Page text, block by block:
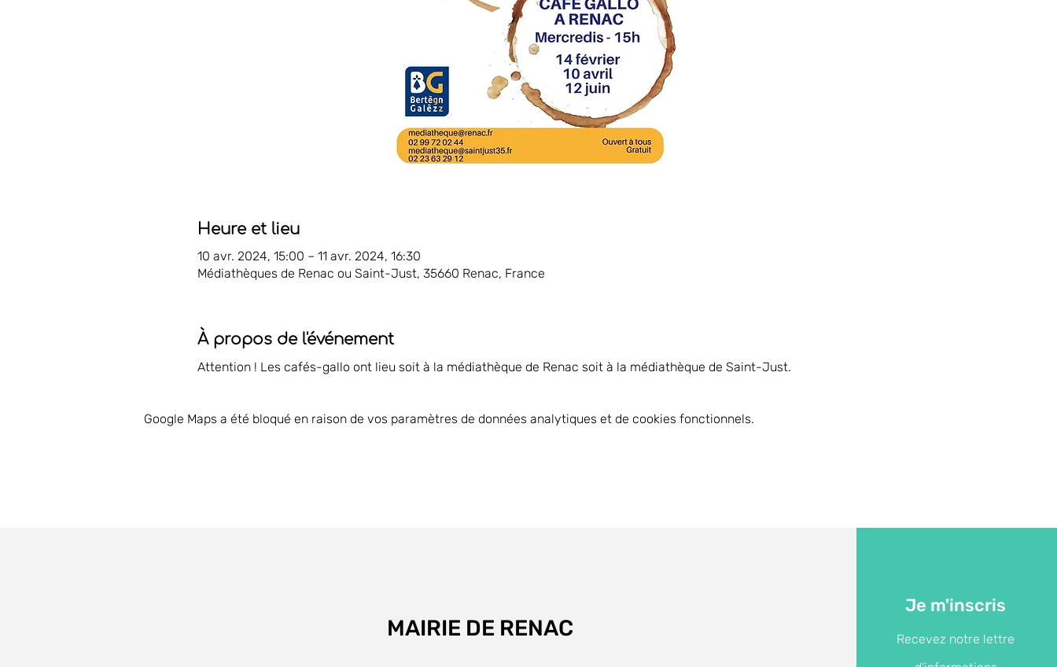
Heure et lieu
10 avr. 2024, 15:00 – 11 avr. 2024, 16:30
Médiathèques de Renac ou Saint-Just, 35660 Renac, France
À propos de l'événement
Attention ! Les cafés-gallo ont lieu soit à la médiathèque de Renac soit à la médiathèque de Saint-Just.
Google Maps a été bloqué en raison de vos paramètres de données analytiques et de cookies fonctionnels.
MAIRIE DE RENAC
Je m'inscris
Recevez notre lettre